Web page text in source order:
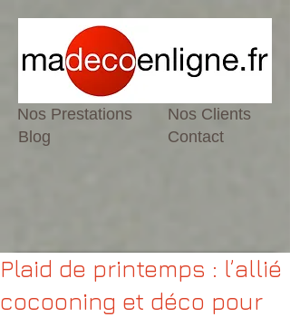
Blog
Nos Prestations
Contact
Nos Clients
Plaid de printemps : l’allié
cocooning et déco pour